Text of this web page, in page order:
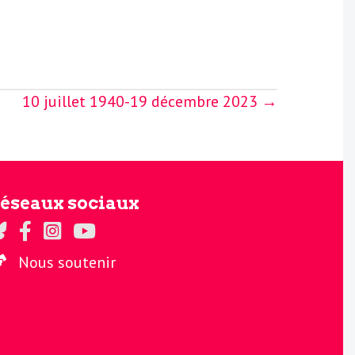
10 juillet 1940-19 décembre 2023 →
sociaux
sur Twitter
Regards sur Facebook
Regards sur Instagram
La chaine Regards sur Youtube
Nous soutenir